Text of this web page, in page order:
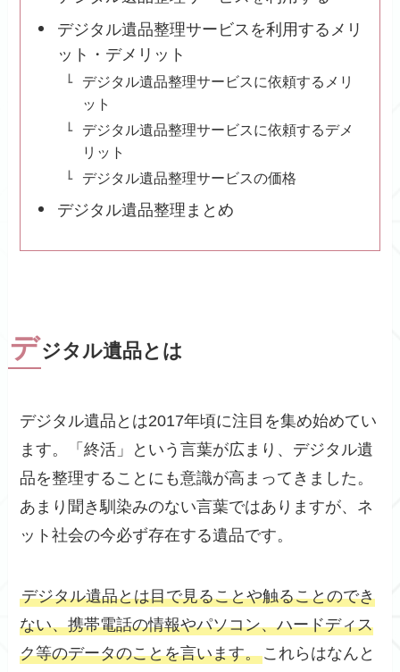
デジタル遺品整理サービスを利用するメリ
ット・デメリット
デジタル遺品整理サービスに依頼するメリ
ット
デジタル遺品整理サービスに依頼するデメ
リット
デジタル遺品整理サービスの価格
デジタル遺品整理まとめ
デジタル遺品とは
デジタル遺品とは2017年頃に注目を集め始めてい
ます。「終活」という言葉が広まり、デジタル遺
品を整理することにも意識が高まってきました。
あまり聞き馴染みのない言葉ではありますが、ネ
ット社会の今必ず存在する遺品です。
デジタル遺品とは目で見ることや触ることのでき
ない、携帯電話の情報やパソコン、ハードディス
ク等のデータのことを言います。これらはなんと